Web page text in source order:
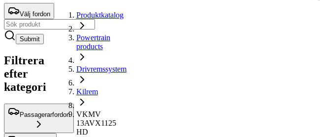
Välj fordon
Submit
Filtrera
efter
kategori
Passagerarfordon
Produktkatalog
Powertrain
products
Drivremssystem
Kilrem
VKMV
13AVX1125
HD